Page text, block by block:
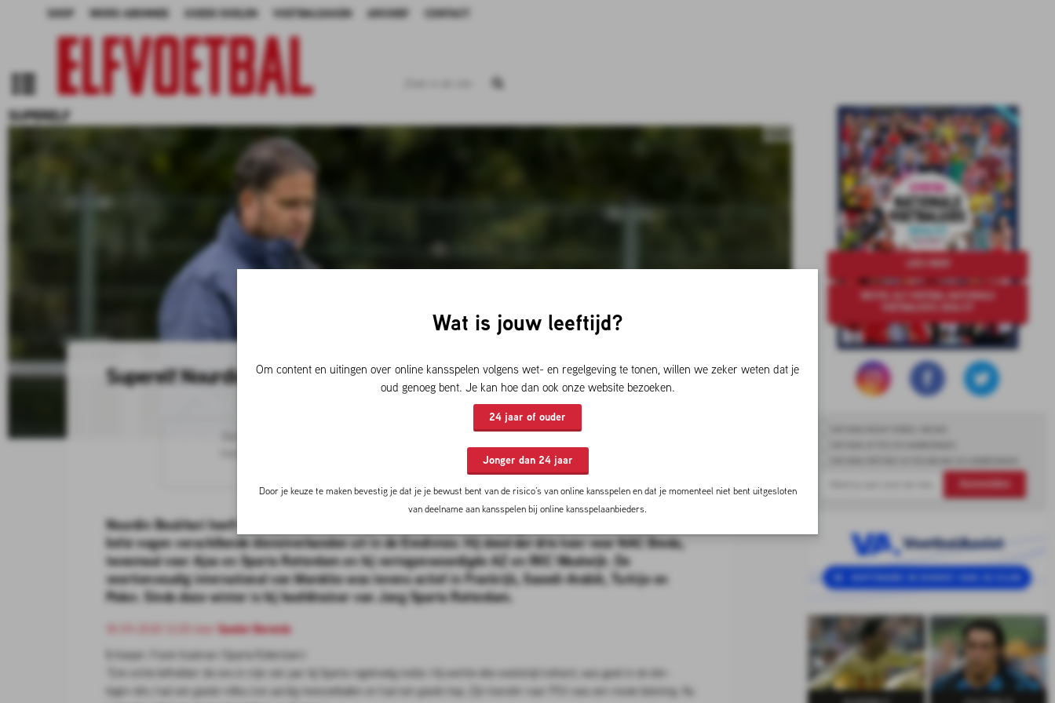
SHOP WORD ABONNEE GOEDE DOELEN VOETBALDAGEN ARCHIEF CONTACT
SUPERELF
Superelf Nourdin Boukhari, Rotterdamse trukendoos
(met gratis wedtips) van de experts van
Voetbalwedden.net voor de komende voetbalwedstrijden voor de Eredivisie,
Champions League en meer!
Nourdin Boukhari heeft een bijzonder record op zijn naam. De nu 39-jarige Rotterdammer kwam in
liefst negen verschillende dienstverbanden uit in de Eredivisie. Hij deed dat drie keer voor NAC Breda,
tweemaal voor Ajax en Sparta Rotterdam en hij vertegenwoordigde AZ en RKC Waalwijk. De
veertienvoudig international van Marokko was tevens actief in Frankrijk, Saoedi-Arabië, Turkije en
Polen. Sinds deze winter is hij hoofdtrainer van Jong Sparta Rotterdam.
18-09-2020 12:00 door Sander Berends
Keeper: Frank Kooiman (Sparta Rotterdam)
“Een echte liefhebber die ons in mijn vier jaar bij Sparta regelmatig redde. Hij werkte elke wedstrijd keihard, was goed in de één-
tegen-één, had een goede reflex, kon aardig meevoetballen en had een goede trap. Zijn transfer naar PSV was een mooie beloning. Nu
BESTEL ELF VOETBAL NATIONALE
Aanmelden
Wat is jouw leeftijd?
Om content en uitingen over online kansspelen volgens wet- en regelgeving te tonen, willen we zeker weten dat je
oud genoeg bent. Je kan hoe dan ook onze website bezoeken.
24 jaar of ouder
Jonger dan 24 jaar
Door je keuze te maken bevestig je dat je je bewust bent van de risico’s van online kansspelen en dat je momenteel niet bent uitgesloten
van deelname aan kansspelen bij online kansspelaanbieders.